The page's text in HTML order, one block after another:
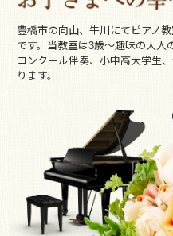
豊橋市の向山、牛川にてピアノ
です。当教室は3歳～趣味の大人
コンクール伴奏、小中高大学生
ります。